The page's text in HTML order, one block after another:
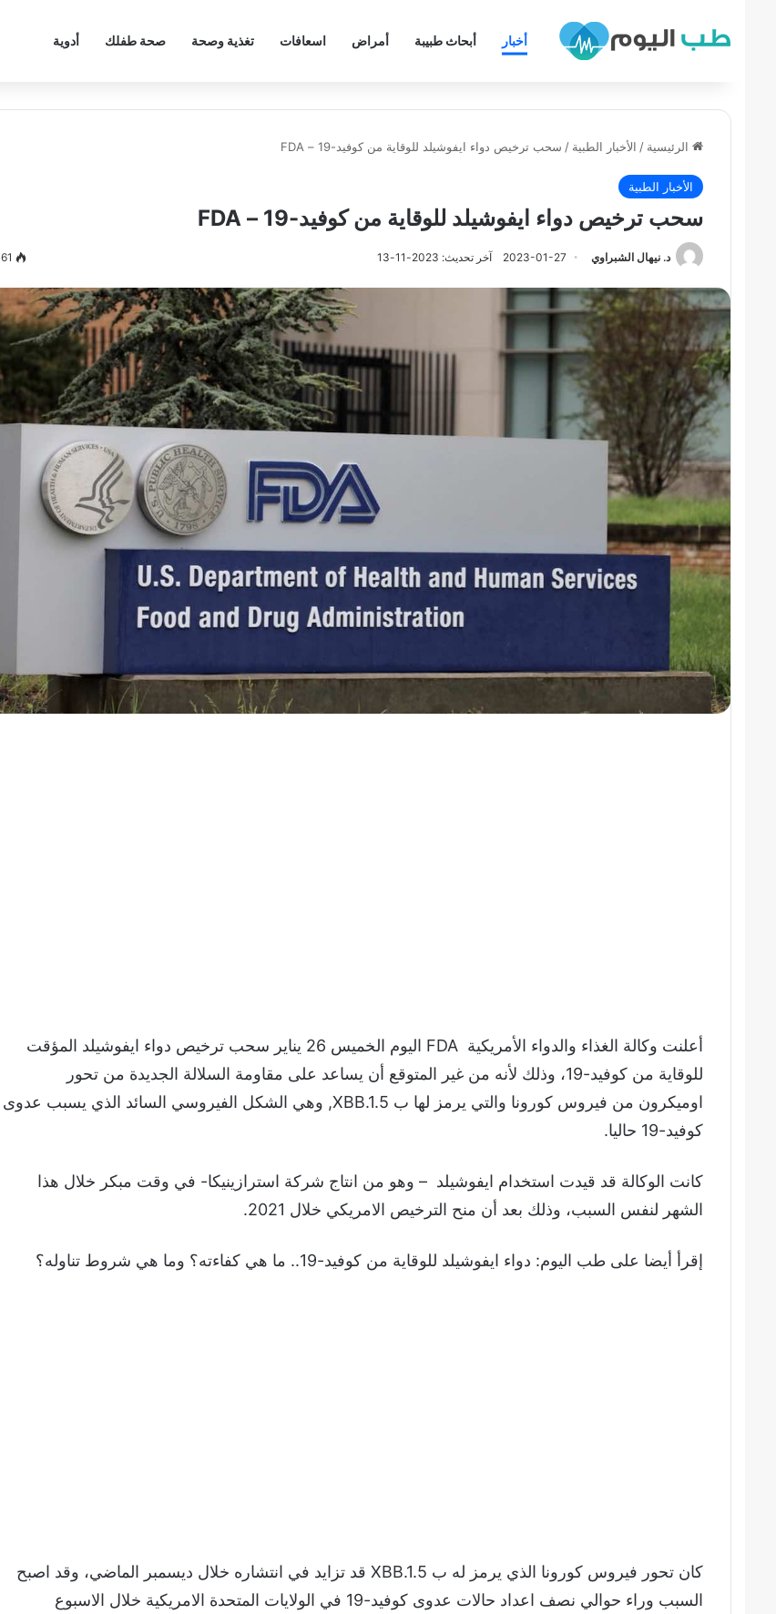
أخبار أبحاث طبيبة أمراض اسعافات تغذية وصحة صحة طفلك أدوية
الرئيسية / الأخبار الطبية / سحب ترخيص دواء ايفوشيلد للوقاية من كوفيد-19 – FDA
الأخبار الطبية
سحب ترخيص دواء ايفوشيلد للوقاية من كوفيد-19 – FDA
د. نيهال الشبراوي 2023-01-27 آخر تحديث: 2023-11-13 61
أعلنت وكالة الغذاء والدواء الأمريكية FDA اليوم الخميس 26 يناير سحب ترخيص دواء ايفوشيلد المؤقت
للوقاية من كوفيد-19، وذلك لأنه من غير المتوقع أن يساعد على مقاومة السلالة الجديدة من تحور
اوميكرون من فيروس كورونا والتي يرمز لها ب XBB.1.5, وهي الشكل الفيروسي السائد الذي يسبب عدوى
كوفيد-19 حاليا.
كانت الوكالة قد قيدت استخدام ايفوشيلد – وهو من انتاج شركة استرازينيكا- في وقت مبكر خلال هذا
الشهر لنفس السبب، وذلك بعد أن منح الترخيص الامريكي خلال 2021.
إقرأ أيضا على طب اليوم: دواء ايفوشيلد للوقاية من كوفيد-19.. ما هي كفاءته؟ وما هي شروط تناوله؟
كان تحور فيروس كورونا الذي يرمز له ب XBB.1.5 قد تزايد في انتشاره خلال ديسمبر الماضي، وقد اصبح
السبب وراء حوالي نصف اعداد حالات عدوى كوفيد-19 في الولايات المتحدة الامريكية خلال الاسبوع